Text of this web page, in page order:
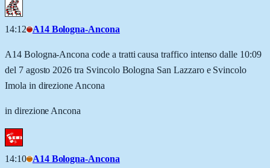
14:12 A14 Bologna-Ancona
A14 Bologna-Ancona code a tratti causa traffico intenso dalle 10:09
del 7 agosto 2026 tra Svincolo Bologna San Lazzaro e Svincolo
Imola in direzione Ancona
in direzione Ancona
14:10 A14 Bologna-Ancona